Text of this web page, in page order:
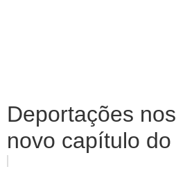
Deportações
novo capítulo